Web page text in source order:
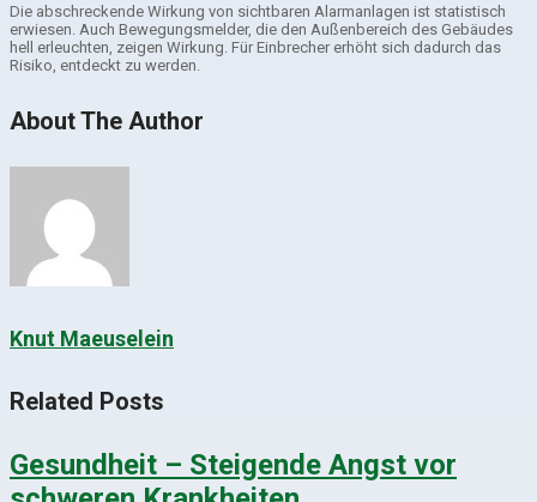
Die abschreckende Wirkung von sichtbaren Alarmanlagen ist statistisch
erwiesen. Auch Bewegungsmelder, die den Außenbereich des Gebäudes
hell erleuchten, zeigen Wirkung. Für Einbrecher erhöht sich dadurch das
Risiko, entdeckt zu werden.
About The Author
Knut Maeuselein
Related Posts
Gesundheit – Steigende Angst vor